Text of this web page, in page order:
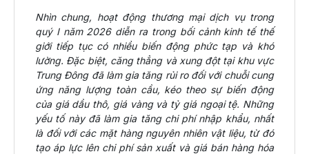
Nhìn chung, hoạt động thương mại dịch vụ trong
quý I năm 2026 diễn ra trong bối cảnh kinh tế thế
giới tiếp tục có nhiều biến động phức tạp và khó
lường. Đặc biệt, căng thẳng và xung đột tại khu vực
Trung Đông đã làm gia tăng rủi ro đối với chuỗi cung
ứng năng lượng toàn cầu, kéo theo sự biến động
của giá dầu thô, giá vàng và tỷ giá ngoại tệ. Những
yếu tố này đã làm gia tăng chi phí nhập khẩu, nhất
là đối với các mặt hàng nguyên nhiên vật liệu, từ đó
tạo áp lực lên chi phí sản xuất và giá bán hàng hóa